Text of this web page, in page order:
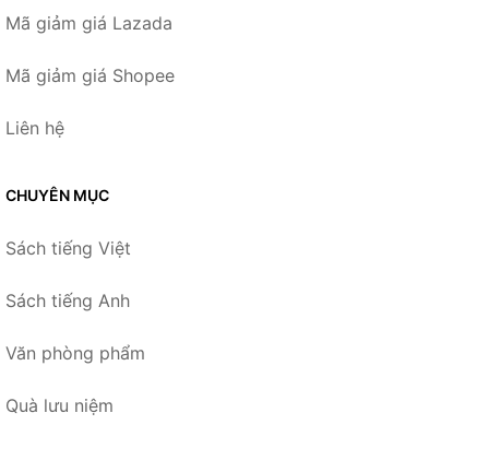
Mã giảm giá Lazada
Mã giảm giá Shopee
Liên hệ
CHUYÊN MỤC
Sách tiếng Việt
Sách tiếng Anh
Văn phòng phẩm
Quà lưu niệm